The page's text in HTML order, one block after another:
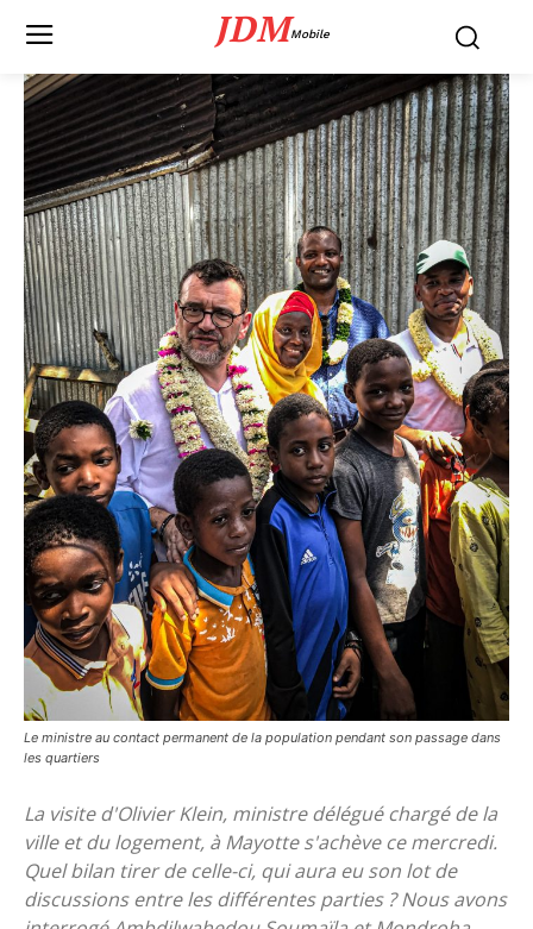
JDMMobile
Le ministre au contact permanent de la population pendant son passage dans
les quartiers
La visite d'Olivier Klein, ministre délégué chargé de la
ville et du logement, à Mayotte s'achève ce mercredi.
Quel bilan tirer de celle-ci, qui aura eu son lot de
discussions entre les différentes parties ? Nous avons